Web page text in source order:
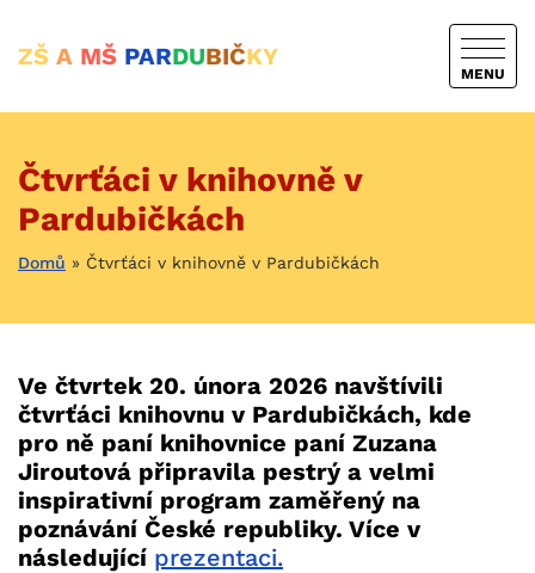
ZŠ A MŠ PARDUBIČKY
MENU
Čtvrťáci v knihovně v
Pardubičkách
Domů » Čtvrťáci v knihovně v Pardubičkách
Ve čtvrtek 20. února 2026 navštívili
čtvrťáci knihovnu v Pardubičkách, kde
pro ně paní knihovnice paní Zuzana
Jiroutová připravila pestrý a velmi
inspirativní program zaměřený na
poznávání České republiky. Více v
následující prezentaci.